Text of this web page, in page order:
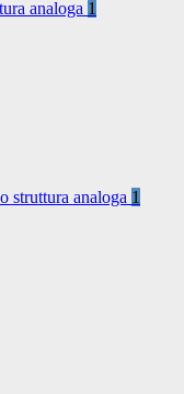
analoga 1
struttura analoga 1